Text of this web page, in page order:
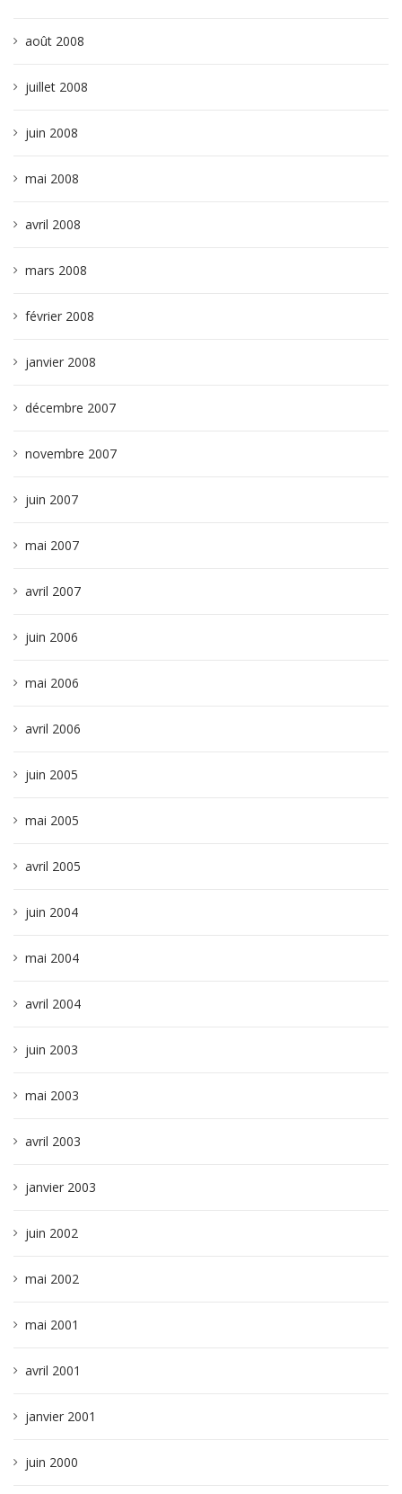
août 2008
juillet 2008
juin 2008
mai 2008
avril 2008
mars 2008
février 2008
janvier 2008
décembre 2007
novembre 2007
juin 2007
mai 2007
avril 2007
juin 2006
mai 2006
avril 2006
juin 2005
mai 2005
avril 2005
juin 2004
mai 2004
avril 2004
juin 2003
mai 2003
avril 2003
janvier 2003
juin 2002
mai 2002
mai 2001
avril 2001
janvier 2001
juin 2000